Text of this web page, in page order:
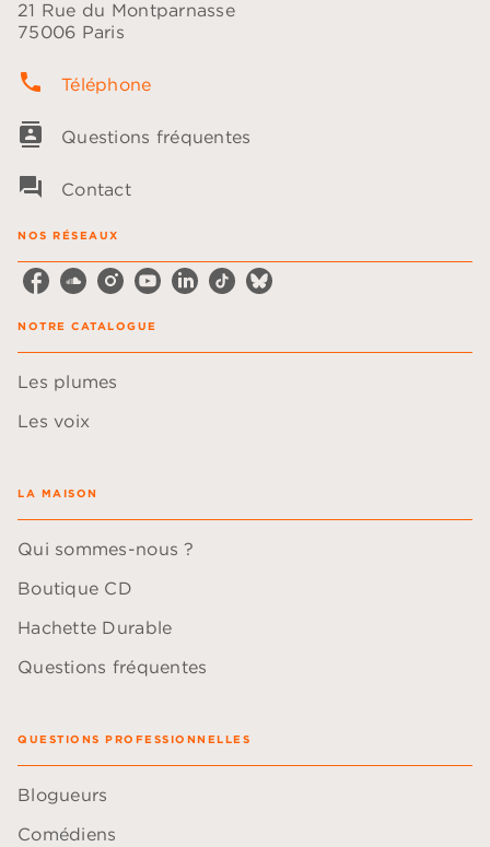
21 Rue du Montparnasse
75006 Paris
phone Téléphone
contacts Questions fréquentes
question_answer Contact
NOS RÉSEAUX
NOTRE CATALOGUE
Les plumes
Les voix
LA MAISON
Qui sommes-nous ?
Boutique CD
Hachette Durable
Questions fréquentes
QUESTIONS PROFESSIONNELLES
Blogueurs
Comédiens